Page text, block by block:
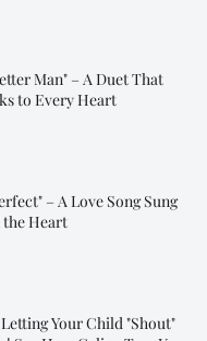
Man" – A Duet That
to Every Heart
– A Love Song Sung
Heart
Your Child "Shout"